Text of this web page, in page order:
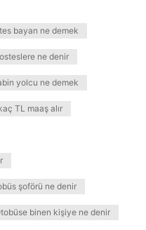
bayan ne demek
ne denir
yolcu ne demek
TL maaş alır
şoförü ne denir
binen kişiye ne denir